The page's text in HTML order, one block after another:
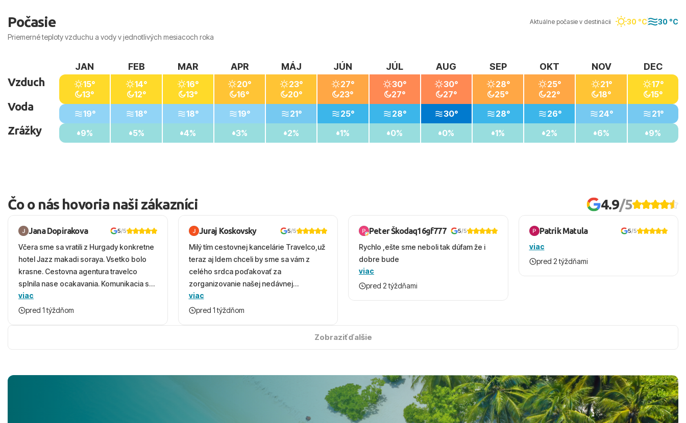
Počasie
Priemerné teploty vzduchu a vody v jednotlivých mesiacoch roka
Aktuálne počasie v destinácii 30 °C 30 °C
Vzduch
Voda
Zrážky
JAN
15°
13°
19°
9%
FEB
14°
12°
18°
5%
MAR
16°
13°
18°
4%
APR
20°
16°
19°
3%
MÁJ
23°
20°
21°
2%
JÚN
27°
23°
25°
1%
JÚL
30°
27°
28°
0%
AUG
30°
27°
30°
0%
SEP
28°
25°
28°
1%
OKT
25°
22°
26°
2%
NOV
21°
18°
24°
6%
DEC
17°
15°
21°
9%
Čo o nás hovoria naši zákazníci 4.9/5
Jana Dopirakova 5/5
Včera sme sa vratili z Hurgady konkretne
hotel Jazz makadi soraya. Vsetko bolo
krasne. Cestovna agentura travelco
splnila nase ocakavania. Komunikacia s
panom Michalinom uzasna a napomocna.
Vsetko vysvetlil aj vo vecernych hodinach
viac
pred 1 týždňom
Juraj Koskovsky 5/5
Milý tím cestovnej kancelárie Travelco,už
teraz aj Idem chceli by sme sa vám z
celého srdca poďakovať za
zorganizovanie našej nedávnej
dovolenky v Turecku. Vďaka vám sme
prežili nádherný čas, na ktorý budeme
čierneho! ​Čo nás dostalo najviac: ​Skvelé
ochotní a starostliví ľudia. ​Gastro zážitok:
viac
pred 1 týždňom
Peter Škodaq16gf777 5/5
Rychlo ,ešte sme neboli tak dúfam že i
dobre bude
viac
pred 2 týždňami
Patrik Matula 5/5
viac
pred 2 týždňami
Zobraziť ďalšie